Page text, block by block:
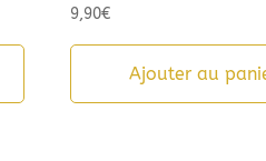
9,90€
Ajouter au